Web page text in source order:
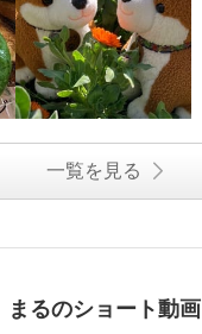
一覧を見る
まるのショート動画